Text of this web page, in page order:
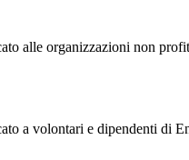
alle organizzazioni non
a volontari e dipendenti di